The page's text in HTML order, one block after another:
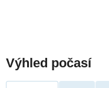
Výhled počasí